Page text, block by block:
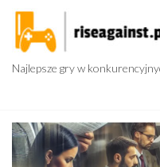
Przejdź
treści
Najlepsze gry w